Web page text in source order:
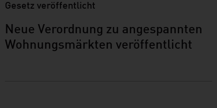
Gesetz veröffentlicht
Neue Verordnung zu angespannten
Wohnungsmärkten veröffentlicht